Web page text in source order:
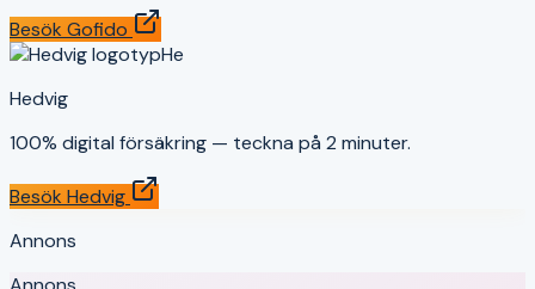
Besök Gofido
He
Hedvig
100% digital försäkring — teckna på 2 minuter.
Besök Hedvig
Annons